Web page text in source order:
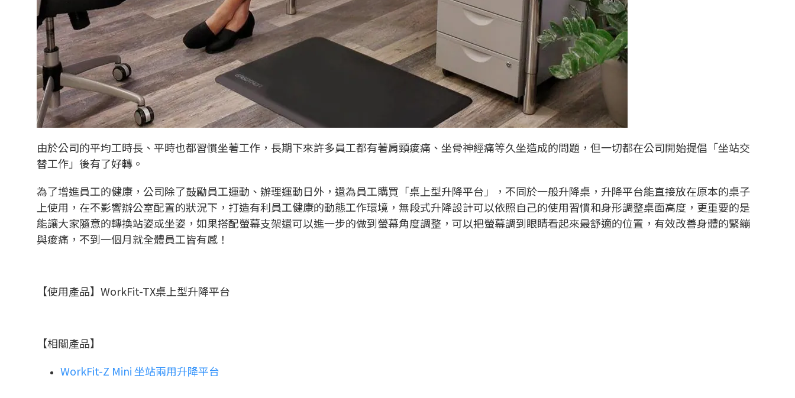
由於公司的平均工時長、平時也都習慣坐著工作，長期下來許多員工都有著肩頸痠痛、坐骨神經痛等久坐造成的問題，但一切都在公司開始提倡「坐站交
替工作」後有了好轉。
為了增進員工的健康，公司除了鼓勵員工運動、辦理運動日外，還為員工購買「桌上型升降平台」，不同於一般升降桌，升降平台能直接放在原本的桌子
上使用，在不影響辦公室配置的狀況下，打造有利員工健康的動態工作環境，無段式升降設計可以依照自己的使用習慣和身形調整桌面高度，更重要的是
能讓大家隨意的轉換站姿或坐姿，如果搭配螢幕支架還可以進一步的做到螢幕角度調整，可以把螢幕調到眼睛看起來最舒適的位置，有效改善身體的緊繃
與痠痛，不到一個月就全體員工皆有感！
【使用產品】WorkFit-TX桌上型升降平台
【相關產品】
WorkFit-Z Mini 坐站兩用升降平台